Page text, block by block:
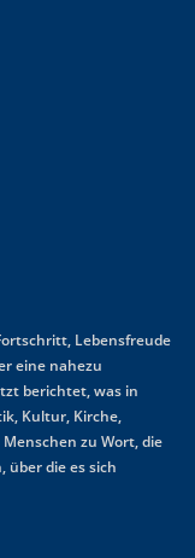
Lebensfreude
eine nahezu
berichtet, was in
Kultur, Kirche,
zu Wort, die
über die es sich